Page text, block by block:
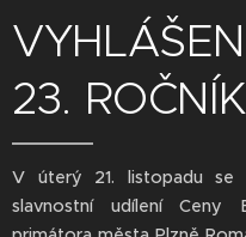
23.
V úterý 21. listopadu se
slavnostní udílení Ceny